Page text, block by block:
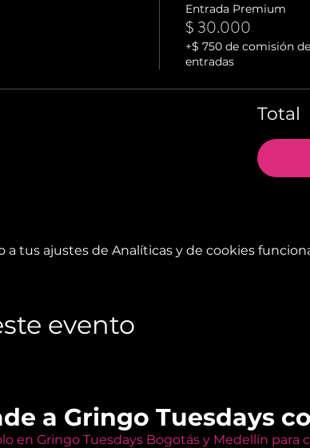
Entrada Premium
$ 30.000
+$ 750 de comisión
entradas
Total
a tus ajustes de Analíticas y de cookies
evento
a Gringo Tuesdays
en Gringo Tuesdays Bogotás y Medellín para